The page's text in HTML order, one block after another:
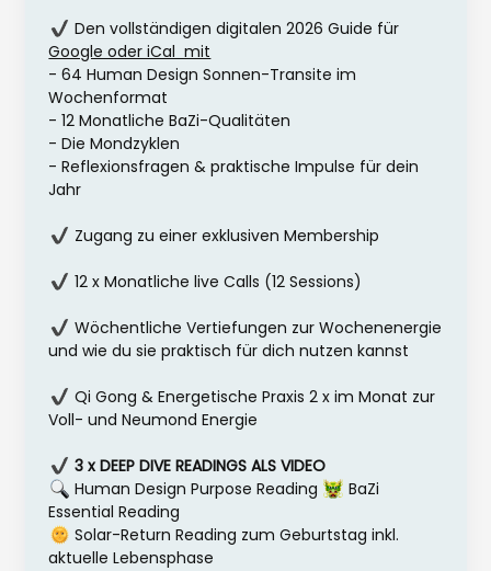
Den vollständigen digitalen 2026 Guide für
Google oder iCal mit
- 64 Human Design Sonnen-Transite im
Wochenformat
- 12 Monatliche BaZi-Qualitäten
- Die Mondzyklen
- Reflexionsfragen & praktische Impulse für dein
Jahr
Zugang zu einer exklusiven Membership
12 x Monatliche live Calls (12 Sessions)
Wöchentliche Vertiefungen zur Wochenenergie
und wie du sie praktisch für dich nutzen kannst
Qi Gong & Energetische Praxis 2 x im Monat zur
Voll- und Neumond Energie
3 x DEEP DIVE READINGS ALS VIDEO
Human Design Purpose Reading
BaZi
Essential Reading
Solar-Return Reading zum Geburtstag inkl.
aktuelle Lebensphase